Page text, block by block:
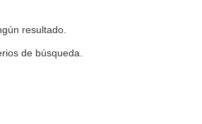
resultado.
de búsqueda.